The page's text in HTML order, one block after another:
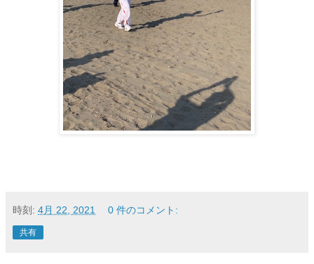
時刻: 4月 22, 2021 0 件のコメント:
共有